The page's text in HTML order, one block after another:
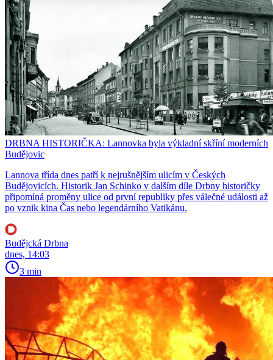
DRBNA HISTORIČKA: Lannovka byla výkladní skříní moderních
Budějovic
Lannova třída dnes patří k nejrušnějším ulicím v Českých
Budějovicích. Historik Jan Schinko v dalším díle Drbny historičky
připomíná proměny ulice od první republiky přes válečné události až
po vznik kina Čas nebo legendárního Vatikánu.
Budějcká Drbna
dnes, 14:03
3 min